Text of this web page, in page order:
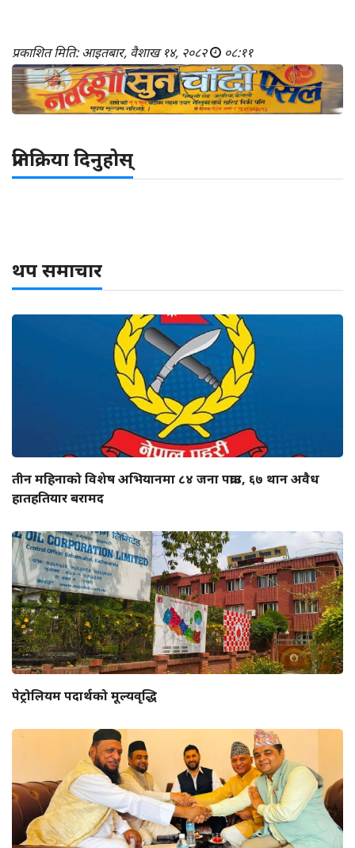
प्रकाशित मिति: आइतबार, वैशाख १४, २०८२ ०८:११
प्रतिक्रिया दिनुहोस्
थप समाचार
तीन महिनाको विशेष अभियानमा ८४ जना पक्राउ, ६७ थान अवैध
हातहतियार बरामद
पेट्रोलियम पदार्थको मूल्यवृद्धि